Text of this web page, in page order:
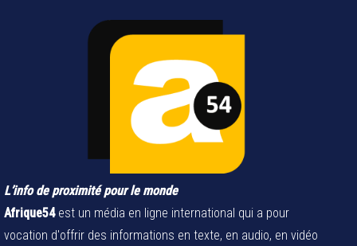
L’info de proximité pour le monde
Afrique54est un média en ligne international qui a pour
vocation d'offrir des informations en texte, en audio, en vidéo